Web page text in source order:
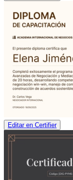
Editar en Certifier